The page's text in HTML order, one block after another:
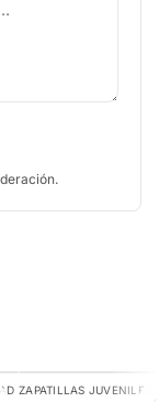
-16%
ZAPATILLAS JUVENILES